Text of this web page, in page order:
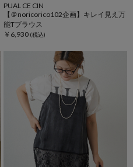
PUAL CE CIN
【＠noricorico102企画】キレイ見え万
能Tブラウス
￥6,930